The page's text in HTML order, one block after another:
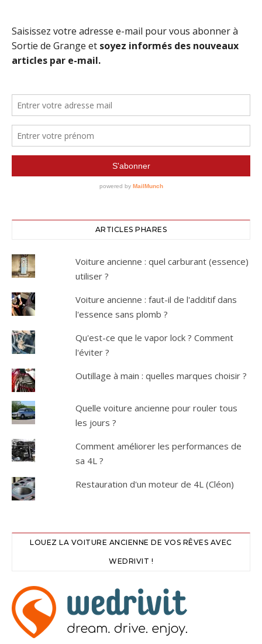
ARTICLES PHARES
Voiture ancienne : quel carburant (essence)
utiliser ?
Voiture ancienne : faut-il de l'additif dans
l'essence sans plomb ?
Qu'est-ce que le vapor lock ? Comment
l'éviter ?
Outillage à main : quelles marques choisir ?
Quelle voiture ancienne pour rouler tous
les jours ?
Comment améliorer les performances de
sa 4L ?
Restauration d'un moteur de 4L (Cléon)
LOUEZ LA VOITURE ANCIENNE DE VOS RÊVES AVEC
WEDRIVIT !